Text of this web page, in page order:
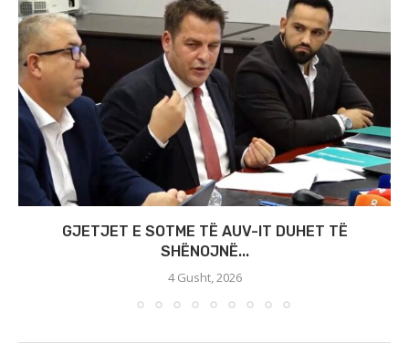
GJETJET E SOTME TË AUV-IT DUHET TË
SHËNOJNË...
4 Gusht, 2026